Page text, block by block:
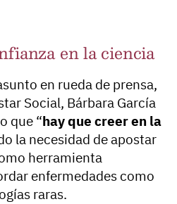
en la ciencia
en rueda de prensa,
Social, Bárbara García
que “hay que creer en la
la necesidad de apostar
herramienta
enfermedades como
raras.